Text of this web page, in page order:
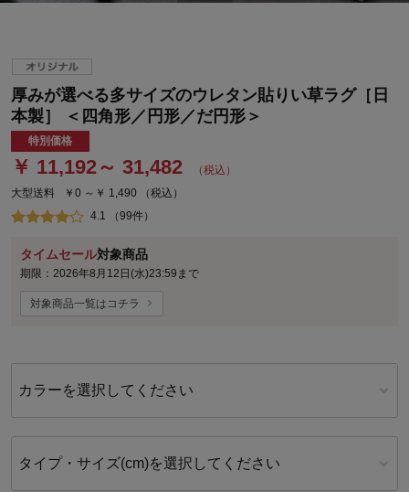
厚みが選べる多サイズのウレタン貼りい草ラグ［日
本製］ ＜四角形／円形／だ円形＞
特別価格
￥ 11,192～ 31,482
（税込）
大型送料
￥0 ～￥ 1,490
（税込）
4.1 （99件）
タイムセール対象商品
期限：2026年8月12日(水)23:59まで
対象商品一覧はコチラ
カラーを選択してください
タイプ・サイズ(cm)を選択してください